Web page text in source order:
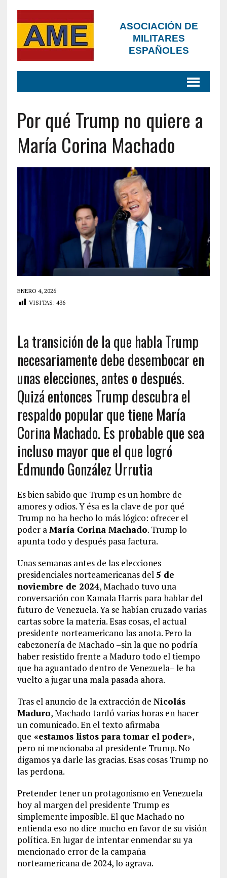
ASOCIACIÓN DE
MILITARES
ESPAÑOLES
Por qué Trump no quiere a
María Corina Machado
ENERO 4, 2026
VISITAS: 436
La transición de la que habla Trump
necesariamente debe desembocar en
unas elecciones, antes o después.
Quizá entonces Trump descubra el
respaldo popular que tiene María
Corina Machado. Es probable que sea
incluso mayor que el que logró
Edmundo González Urrutia
Es bien sabido que Trump es un hombre de
amores y odios. Y ésa es la clave de por qué
Trump no ha hecho lo más lógico: ofrecer el
poder aMaría Corina Machado. Trump lo
apunta todo y después pasa factura.
Unas semanas antes de las elecciones
presidenciales norteamericanas del5 de
noviembre de 2024, Machado tuvo una
conversación con Kamala Harris para hablar del
futuro de Venezuela. Ya se habían cruzado varias
cartas sobre la materia. Esas cosas, el actual
presidente norteamericano las anota. Pero la
cabezonería de Machado –sin la que no podría
haber resistido frente a Maduro todo el tiempo
que ha aguantado dentro de Venezuela– le ha
vuelto a jugar una mala pasada ahora.
Tras el anuncio de la extracción de Nicolás
Maduro, Machado tardó varias horas en hacer
un comunicado. En el texto afirmaba
que «estamos listos para tomar el poder»,
pero ni mencionaba al presidente Trump. No
digamos ya darle las gracias. Esas cosas Trump no
las perdona.
Pretender tener un protagonismo en Venezuela
hoy al margen del presidente Trump es
simplemente imposible. El que Machado no
entienda eso no dice mucho en favor de su visión
política. En lugar de intentar enmendar su ya
mencionado error de la campaña
norteamericana de 2024, lo agrava.